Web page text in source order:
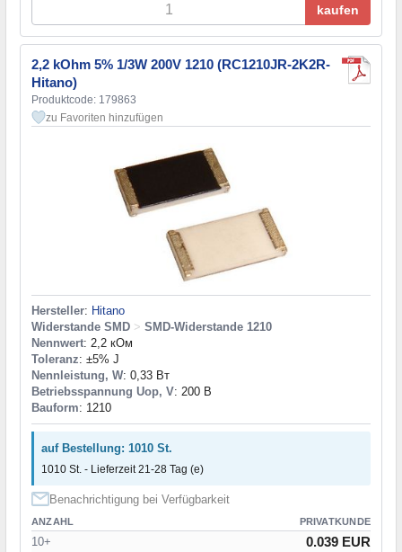
kaufen
2,2 kOhm 5% 1/3W 200V 1210 (RC1210JR-2K2R-
Hitano)
Produktcode: 179863
zu Favoriten hinzufügen
Hersteller: Hitano
Widerstande SMD > SMD-Widerstande 1210
Nennwert: 2,2 кОм
Toleranz: ±5% J
Nennleistung, W: 0,33 Вт
Betriebsspannung Uop, V: 200 В
Bauform: 1210
auf Bestellung: 1010 St.
1010 St. - Lieferzeit 21-28 Tag (e)
Benachrichtigung bei Verfügbarkeit
ANZAHL PRIVATKUNDE
10+ 0.039 EUR